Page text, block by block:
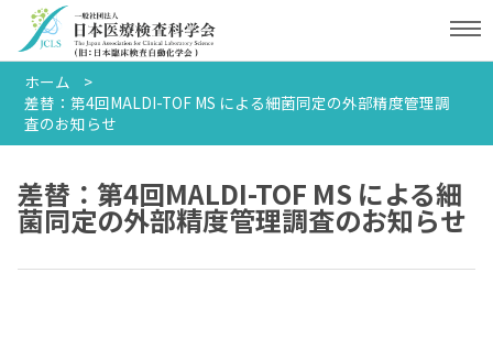
ホーム
差替：第4回MALDI-TOF MS による細菌同定の外部精度管理調
査のお知らせ
差替：第4回MALDI-TOF MS による細
菌同定の外部精度管理調査のお知らせ